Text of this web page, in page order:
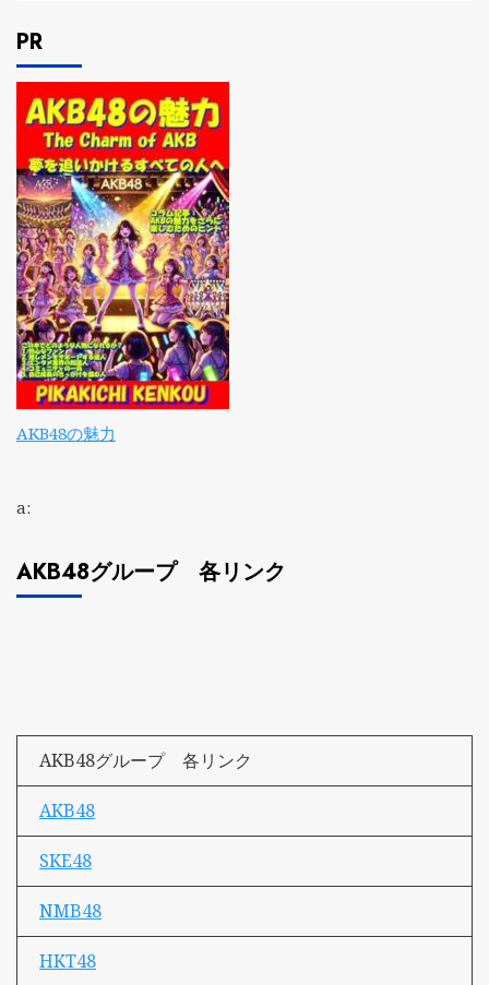
PR
AKB48の魅力
a:
AKB48グループ 各リンク
AKB48グループ 各リンク
AKB48
SKE48
NMB48
HKT48